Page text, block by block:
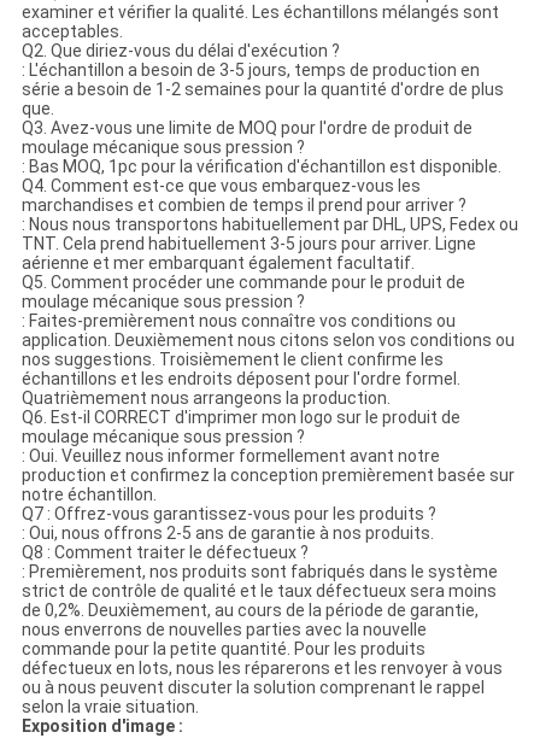
examiner et vérifier la qualité. Les échantillons mélangés sont
acceptables.
Q2. Que diriez-vous du délai d'exécution ?
: L'échantillon a besoin de 3-5 jours, temps de production en
série a besoin de 1-2 semaines pour la quantité d'ordre de plus
que.
Q3. Avez-vous une limite de MOQ pour l'ordre de produit de
moulage mécanique sous pression ?
: Bas MOQ, 1pc pour la vérification d'échantillon est disponible.
Q4. Comment est-ce que vous embarquez-vous les
marchandises et combien de temps il prend pour arriver ?
: Nous nous transportons habituellement par DHL, UPS, Fedex ou
TNT. Cela prend habituellement 3-5 jours pour arriver. Ligne
aérienne et mer embarquant également facultatif.
Q5. Comment procéder une commande pour le produit de
moulage mécanique sous pression ?
: Faites-premièrement nous connaître vos conditions ou
application. Deuxièmement nous citons selon vos conditions ou
nos suggestions. Troisièmement le client confirme les
échantillons et les endroits déposent pour l'ordre formel.
Quatrièmement nous arrangeons la production.
Q6. Est-il CORRECT d'imprimer mon logo sur le produit de
moulage mécanique sous pression ?
: Oui. Veuillez nous informer formellement avant notre
production et confirmez la conception premièrement basée sur
notre échantillon.
Q7 : Offrez-vous garantissez-vous pour les produits ?
: Oui, nous offrons 2-5 ans de garantie à nos produits.
Q8 : Comment traiter le défectueux ?
: Premièrement, nos produits sont fabriqués dans le système
strict de contrôle de qualité et le taux défectueux sera moins
de 0,2%. Deuxièmement, au cours de la période de garantie,
nous enverrons de nouvelles parties avec la nouvelle
commande pour la petite quantité. Pour les produits
défectueux en lots, nous les réparerons et les renvoyer à vous
ou à nous peuvent discuter la solution comprenant le rappel
selon la vraie situation.
Exposition d'image :